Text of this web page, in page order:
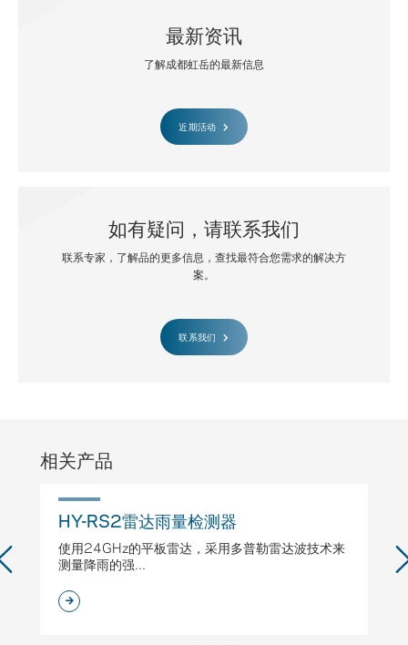
最新资讯
了解成都虹岳的最新信息
近期活动
如有疑问，请联系我们
联系专家，了解品的更多信息，查找最符合您需求的解决方
案。
联系我们
相关产品
HY-RS2雷达雨量检测器
使用24GHz的平板雷达，采用多普勒雷达波技术来
测量降雨的强...